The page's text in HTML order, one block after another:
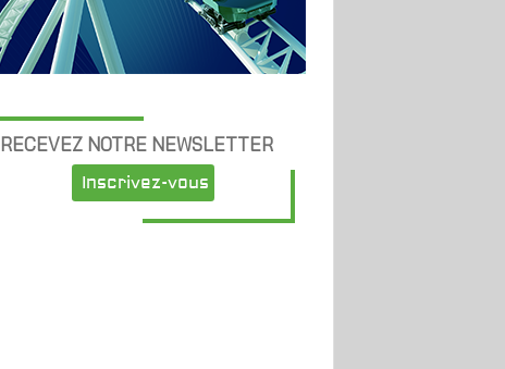
RECEVEZ NOTRE NEWSLETTER
Inscrivez-vous